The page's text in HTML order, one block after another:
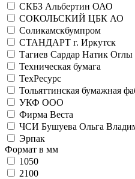
СКБЗ Альбертин ОАО
СОКОЛЬСКИЙ ЦБК АО
Соликамскбумпром
СТАНДАРТ г. Иркутск
Тагиев Сардар Натик
Техническая бумага
ТехРесурс
Тольяттинская бумажная
УКФ ООО
Фирма Веста
ЧСИ Бушуева Ольга
Эрпак
Формат в мм
1050
2100